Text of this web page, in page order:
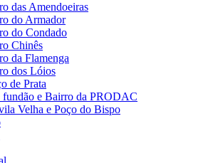
das Amendoeiras
do Armador
do Condado
Chinês
da Flamenga
dos Lóios
de Prata
fundão e Bairro da PRODAC
Velha e Poço do Bispo